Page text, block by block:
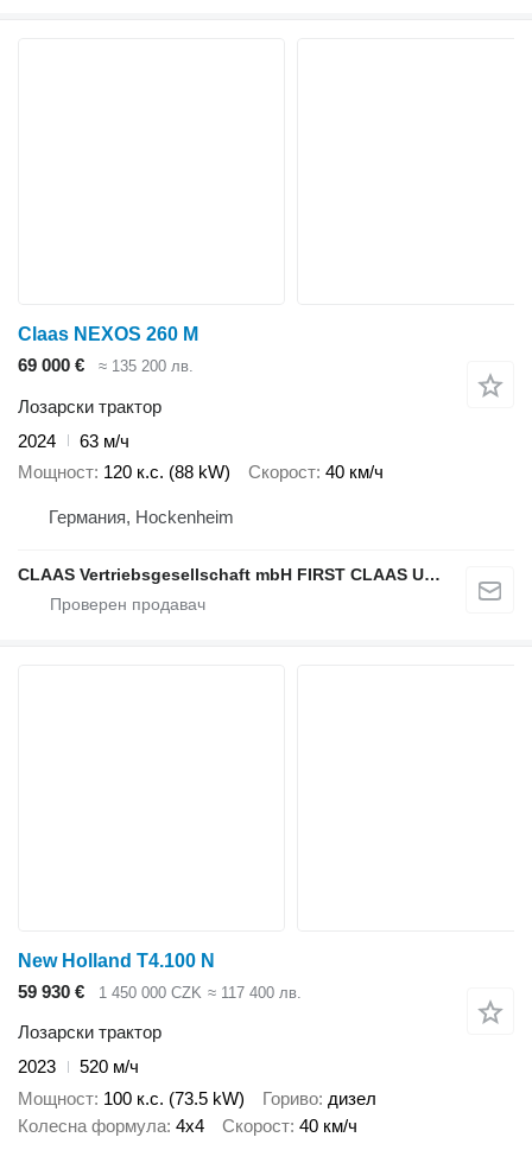
Claas NEXOS 260 M
69 000 €
≈ 135 200 лв.
Лозарски трактор
2024
63 м/ч
Мощност 120 к.с. (88 kW) Скорост 40 км/ч
Германия, Hockenheim
CLAAS Vertriebsgesellschaft mbH FIRST CLAAS USED Center
New Holland T4.100 N
59 930 €
1 450 000 CZK ≈ 117 400 лв.
Лозарски трактор
2023
520 м/ч
Мощност 100 к.с. (73.5 kW) Гориво дизел
Колесна формула 4x4 Скорост 40 км/ч